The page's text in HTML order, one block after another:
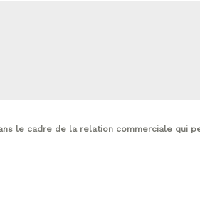
le cadre de la relation commerciale qui